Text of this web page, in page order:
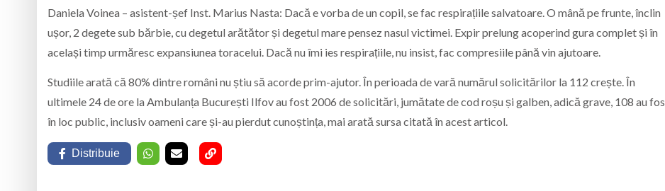
Daniela Voinea – asistent-șef Inst. Marius Nasta: Dacă e vorba de un copil, se fac respirațiile salvatoare. O mână pe frunte, înclin
ușor, 2 degete sub bărbie, cu degetul arătător și degetul mare pensez nasul victimei. Expir prelung acoperind gura complet și în
același timp urmăresc expansiunea toracelui. Dacă nu îmi ies respirațiile, nu insist, fac compresiile până vin ajutoare.
Studiile arată că 80% dintre români nu știu să acorde prim-ajutor. În perioada de vară numărul solicitărilor la 112 crește. În
ultimele 24 de ore la Ambulanța București Ilfov au fost 2006 de solicitări, jumătate de cod roșu și galben, adică grave, 108 au
în loc public, inclusiv oameni care și-au pierdut cunoștința, mai arată sursa citată în acest articol.
Distribuie